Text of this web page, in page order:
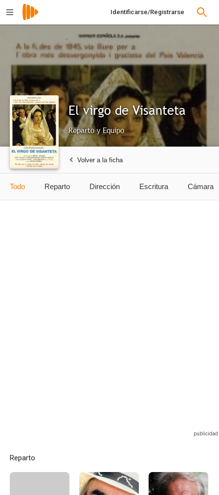
Identificarse/Registrarse
El virgo de Visanteta
Reparto y Equipo
Volver a la ficha
Todo Reparto Dirección Escritura Cámara
Reparto